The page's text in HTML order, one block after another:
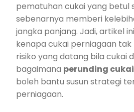
pematuhan cukai yang betul
sebenarnya memberi
jangka panjang. Jadi, artikel
kenapa cukai perniagaan tak
risiko yang datang bila cukai
bagaimana perunding
boleh bantu susun strategi
perniagaan.